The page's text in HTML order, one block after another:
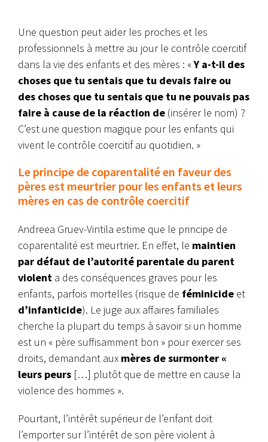
Une question peut aider les proches et les
professionnels à mettre au jour le contrôle coercitif
dans la vie des enfants et des mères : «Y a-t-il des
choses que tu sentais que tu devais faire ou
des choses que tu sentais que tu ne pouvais pas
faire à cause de la réaction de (insérer le nom) ?
C’est une question magique pour les enfants qui
vivent le contrôle coercitif au quotidien. »
Le principe de coparentalité en faveur des
pères est meurtrier pour les enfants et leurs
mères en cas de contrôle coercitif
Andreea Gruev-Vintila estime que le principe de
coparentalité est meurtrier. En effet, le maintien
par défaut de l’autorité parentale du parent
violent a des conséquences graves pour les
enfants, parfois mortelles (risque de féminicide et
d’infanticide). Le juge aux affaires familiales
cherche la plupart du temps à savoir si un homme
est un « père suffisamment bon » pour exercer ses
droits, demandant aux mères de surmonter «
leurs peurs […] plutôt que de mettre en cause la
violence des hommes ».
Pourtant, l’intérêt supérieur de l’enfant doit
l’emporter sur l’intérêt de son père violent à